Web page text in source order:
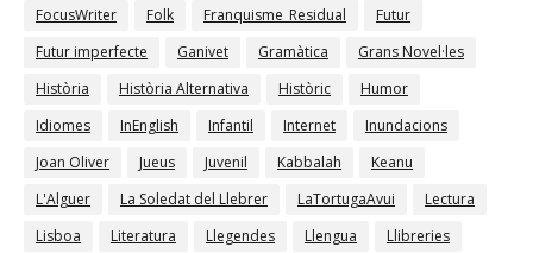
FocusWriter
Folk Franquisme_Residual
Futur
Futur imperfecte
Ganivet Gramàtica
Grans Novel·les
Història
Història Alternativa Històric
Humor
Idiomes
InEnglish Infantil Internet
Inundacions
Joan Oliver
Jueus Juvenil Kabbalah
Keanu
L'Alguer
La Soledat del Llebrer LaTortugaAvui
Lectura
Lisboa
Literatura Llegendes Llengua
Llibreries